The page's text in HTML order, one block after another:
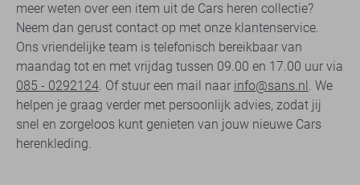
meer weten over een item uit de Cars heren collectie?
Neem dan gerust contact op met onze klantenservice.
Ons vriendelijke team is telefonisch bereikbaar van
maandag tot en met vrijdag tussen 09.00 en 17.00 uur via
085 - 0292124. Of stuur een mail naar info@sans.nl. We
helpen je graag verder met persoonlijk advies, zodat jij
snel en zorgeloos kunt genieten van jouw nieuwe Cars
herenkleding.